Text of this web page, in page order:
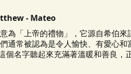
- Mateo
為「上帝的禮物」，它源自希伯來
通常被認為是令人愉快、有愛心
個名字聽起來充滿著溫暖和善良，